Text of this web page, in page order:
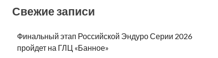
Свежие записи
Финальный этап Российской Эндуро Серии 2026
пройдет на ГЛЦ «Банное»